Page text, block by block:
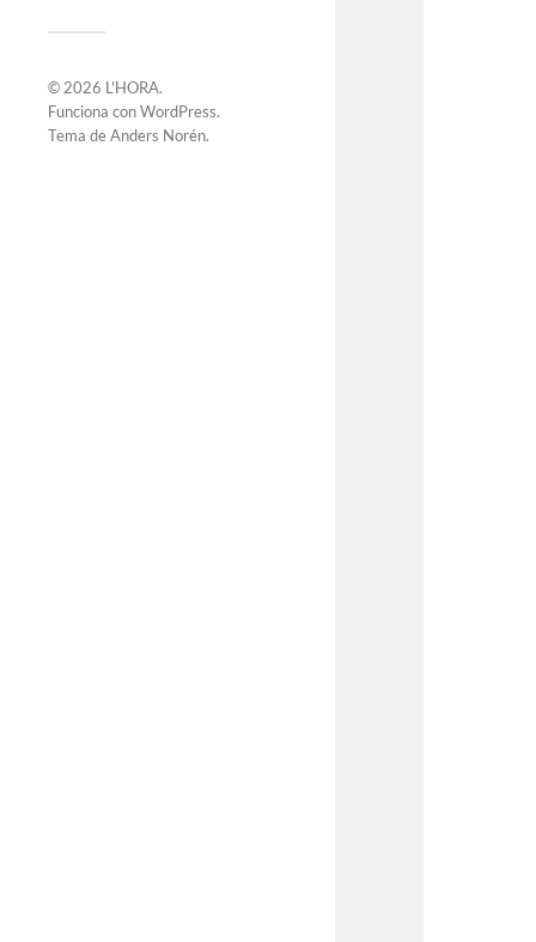
© 2026 L'HORA.
Funciona conWordPress.
Tema deAnders Norén.